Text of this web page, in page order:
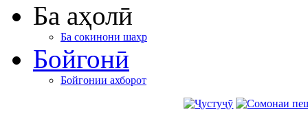
Ба аҳолӣ
Ба сокинони шаҳр
Бойгонӣ
Бойгонии ахборот